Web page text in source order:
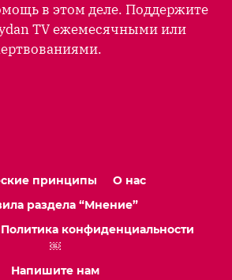
в этом деле. Поддержите
TV ежемесячными или
принципы
О нас
раздела “Мнение”
конфиденциальности
￼
Напишите нам